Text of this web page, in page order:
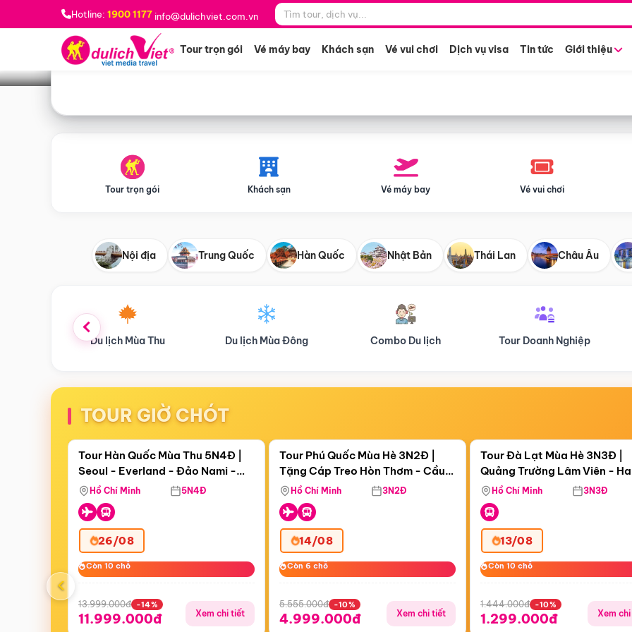
Hotline: 1900 1177 info@dulichviet.com.vn
Tour trọn gói Vé máy bay Khách sạn Vé vui chơi Dịch vụ visa Tin tức Giới thiệu
Bạn muốn đi đâu? *
Tour trọn gói Khách sạn Vé máy bay Vé vui chơi
Nội địa Trung Quốc Hàn Quốc Nhật Bản Thái Lan Châu Âu
Du lịch Mùa Đông Combo Du lịch Tour Doanh Nghiệp Du lịch Hành Hương
TOUR GIỜ CHÓT
Còn18 ngày 08:51:36
Bay Sun Phuquoc Airways
Điểm nổi bật
Tour Hàn Quốc Mùa Thu 5N4Đ |
Seoul - Everland - Đảo Nami -
Tháp Namsan (Bay Sun Phuquoc
Airways)
Hồ Chí Minh 5N4Đ
26/08
Còn 10 chỗ
Còn 10 chỗ
13.999.000đ -14%
11.999.000đ Xem chi tiết
Còn06 ngày 08:51:36
Tặng Cáp Treo Hòn Thơm
Tour Phú Quốc Mùa Hè 3N2Đ |
Tặng Cáp Treo Hòn Thơm - Cầu
Hôn - Công Viên Nước Aquatopia
Hồ Chí Minh 3N2Đ
14/08
Còn 6 chỗ
Còn 6 chỗ
5.555.000đ -10%
4.999.000đ Xem chi tiết
Còn05 ngày 08:51:36
Tour Đà Lạt Mùa Hè 3N3Đ |
Quảng Trường Lâm Viên -
Hill - Puppy Farm
Hồ Chí Minh 3N3Đ
13/08
Còn 10 chỗ
Còn 10 chỗ
1.444.000đ -10%
1.299.000đ Xem
‹